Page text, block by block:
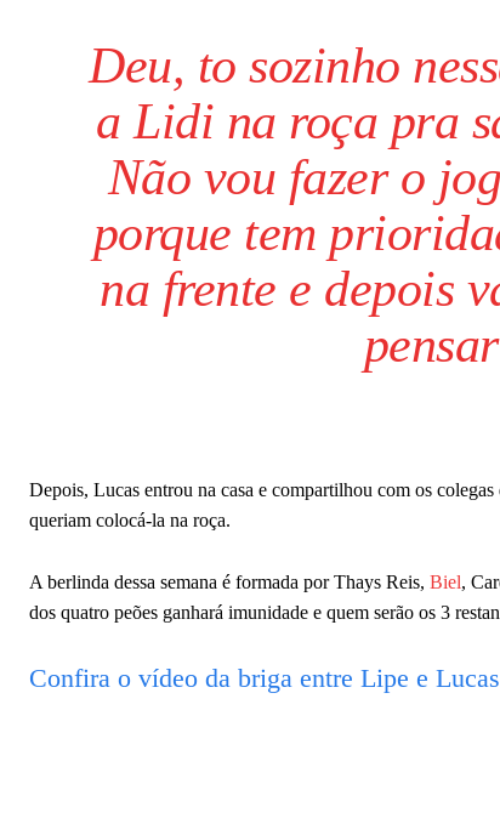
Deu, to sozinho
a Lidi na roça pra
Não vou fazer o
porque tem
na frente e depois
Depois, Lucas entrou na casa e compartilhou com os
queriam colocá-la na roça.
A berlinda dessa semana é formada por Thays Reis, Biel,
dos quatro peões ganhará imunidade e quem serão os 3
Confira o vídeo da briga entre Lipe e